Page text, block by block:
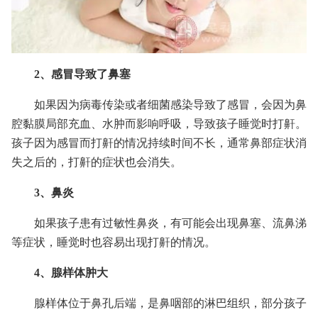
2、感冒导致了鼻塞
如果因为病毒传染或者细菌感染导致了感冒，会因为鼻
腔黏膜局部充血、水肿而影响呼吸，导致孩子睡觉时打鼾。
孩子因为感冒而打鼾的情况持续时间不长，通常鼻部症状消
失之后的，打鼾的症状也会消失。
3、鼻炎
如果孩子患有过敏性鼻炎，有可能会出现鼻塞、流鼻涕
等症状，睡觉时也容易出现打鼾的情况。
4、腺样体肿大
腺样体位于鼻孔后端，是鼻咽部的淋巴组织，部分孩子